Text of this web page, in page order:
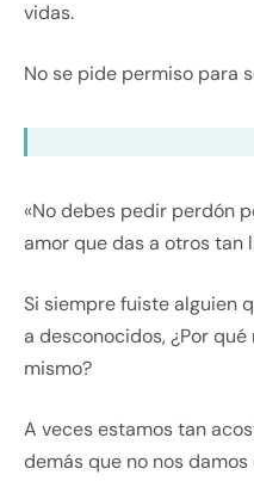
vidas.
No se pide permiso para
«No debes pedir perdón
amor que das a otros tan
Si siempre fuiste alguien
a desconocidos, ¿Por
mismo?
A veces estamos tan
demás que no nos